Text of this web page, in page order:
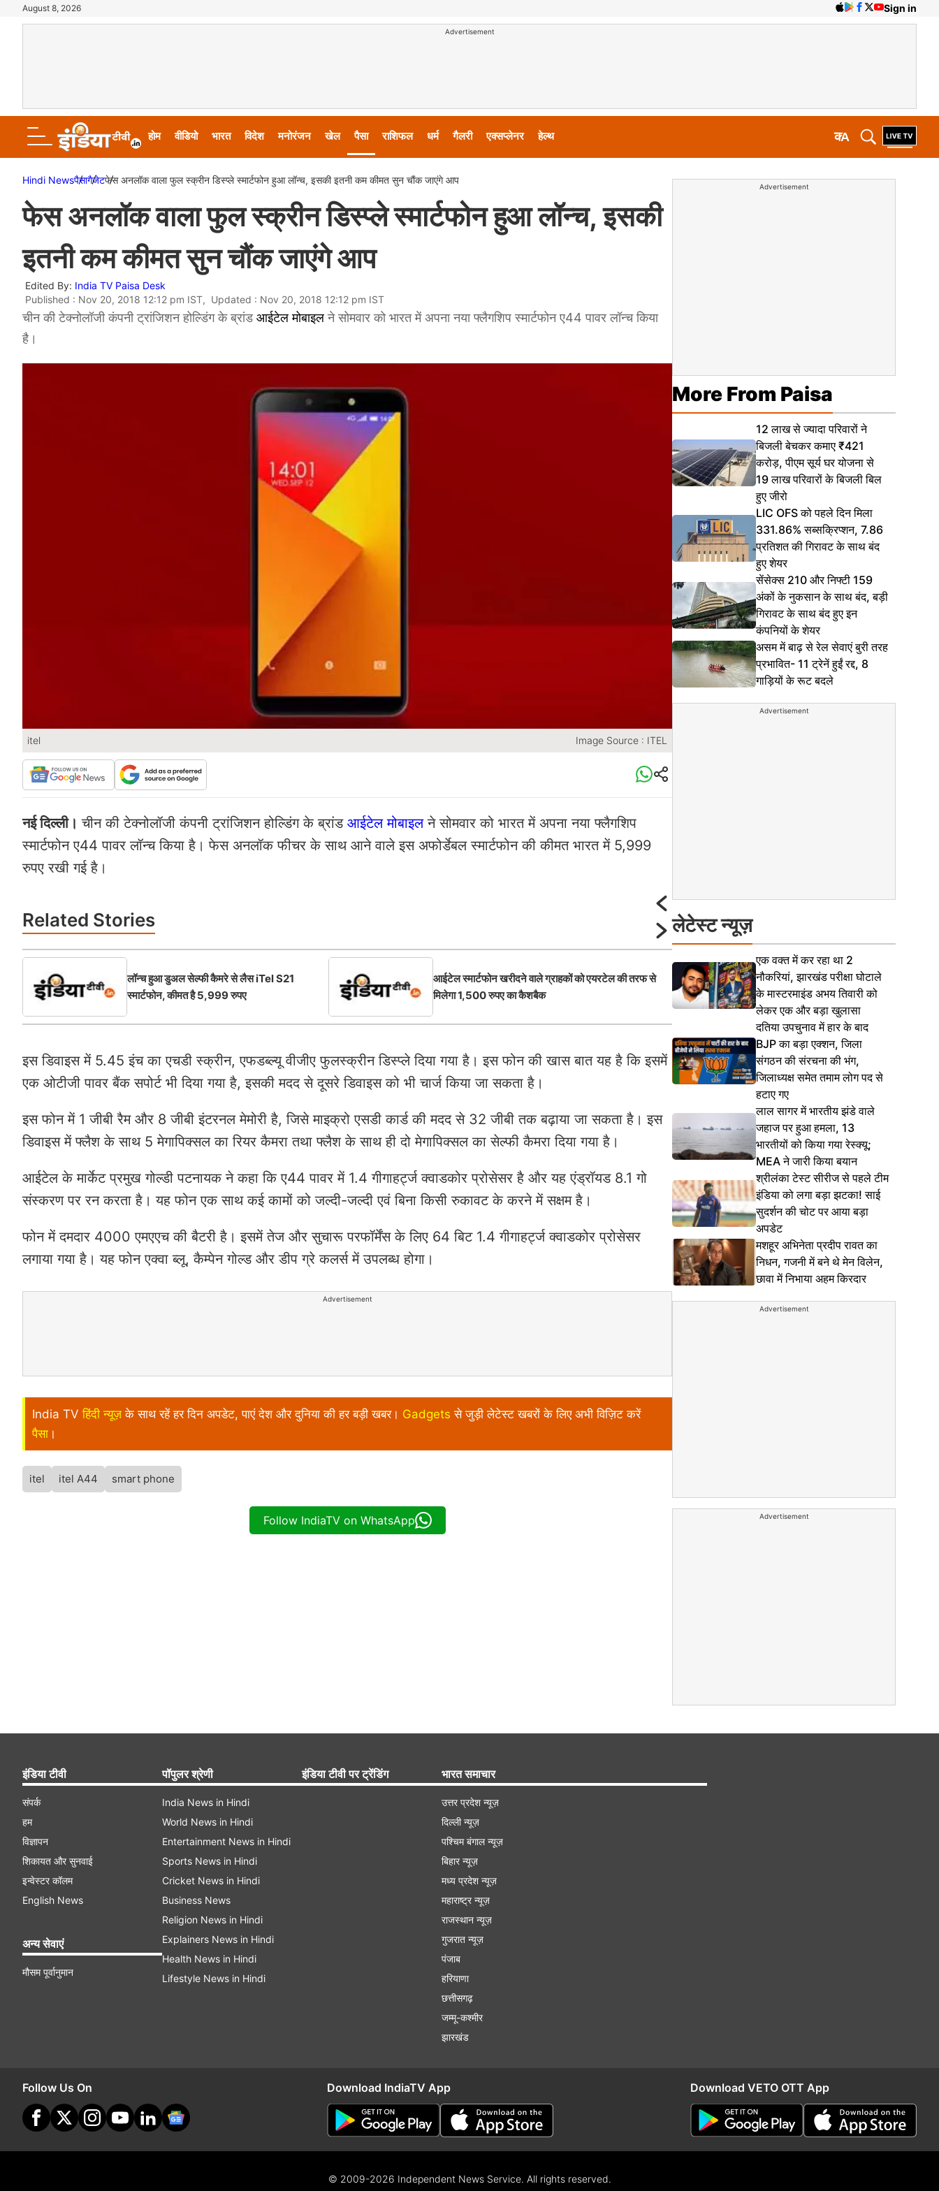
August 8, 2026 Sign in
Advertisement
होम वीडियो भारत विदेश मनोरंजन खेल पैसा राशिफल धर्म गैलरी एक्सप्लेनर हेल्थ A
क
Hindi Newsपैसागैजेटफेस अनलॉक वाला फुल स्‍क्रीन डिस्‍प्‍ले स्‍मार्टफोन हुआ लॉन्‍च, इसकी इतनी कम कीमत सुन चौंक जाएंगे आप
फेस अनलॉक वाला फुल स्‍क्रीन डिस्‍प्‍ले स्‍मार्टफोन हुआ लॉन्‍च, इसकी
इतनी कम कीमत सुन चौंक जाएंगे आप
Edited By: India TV Paisa Desk
Published : Nov 20, 2018 12:12 pm IST, Updated : Nov 20, 2018 12:12 pm IST
चीन की टेक्नोलॉजी कंपनी ट्रांजिशन होल्डिंग के ब्रांडआईटेल मोबाइलने सोमवार को भारत में अपना नया फ्लैगशिप स्मार्टफोन ए44 पावर लॉन्च किया
है।
itel Image Source : ITEL
नई दिल्‍ली। चीन की टेक्‍नोलॉजी कंपनी ट्रांजिशन होल्डिंग के ब्रांड आईटेल मोबाइलने सोमवार को भारत में अपना नया फ्लैगशि‍प
स्‍मार्टफोन ए44 पावर लॉन्‍च किया है। फेस अनलॉक फीचर के साथ आने वाले इस अफोर्डेबल स्‍मार्टफोन की कीमत भारत में 5,999
रुपए रखी गई है।
Related Stories
लॉन्‍च हुआ डुअल सेल्‍फी कैमरे से लैस iTel S21
स्‍मार्टफोन, कीमत है 5,999 रुपए
आईटेल स्मार्टफोन खरीदने वाले ग्राहकों को एयरटेल की तरफ से
मिलेगा 1,500 रुपए का कैशबैक
इस डिवाइस में 5.45 इंच का एचडी स्‍क्रीन, एफडब्‍ल्‍यू वीजीए फुलस्‍क्रीन डिस्‍प्‍ले दिया गया है। इस फोन की खास बात यह है कि इसमें
एक ओटीजी पावर बैंक सपोर्ट भी दिया गया है, इसकी मदद से दूसरे डिवाइस को भी चार्ज किया जा सकता है।
इस फोन में 1 जीबी रैम और 8 जीबी इंटरनल मेमोरी है, जिसे माइक्रो एसडी कार्ड की मदद से 32 जीबी तक बढ़ाया जा सकता है। इस
डिवाइस में फ्लैश के साथ 5 मेगापिक्‍सल का रियर कैमरा तथा फ्लैश के साथ ही दो मेगापिक्‍सल का सेल्‍फी कैमरा दिया गया है।
आईटेल के मार्केट प्रमुख गोल्‍डी पटनायक ने कहा कि ए44 पावर में 1.4 गीगाहर्ट्ज क्‍वाडकोर प्रोसेसर है और यह एंड्रॉयड 8.1 गो
संस्‍करण पर रन करता है। यह फोन एक साथ कई कामों को जल्‍दी-जल्‍दी एवं बिना किसी रुकावट के करने में सक्षम है।
फोन में दमदार 4000 एमएएच की बैटरी है। इसमें तेज और सुचारू परफॉर्मेंस के लिए 64 बिट 1.4 गीगाहर्ट्ज क्‍वाडकोर प्रोसेसर
लगाया गया है। यह फोन एक्‍वा ब्‍लू, कैम्‍पेन गोल्‍ड और डीप ग्रे कलर्स में उपलब्‍ध होगा।
Advertisement
India TV हिंदी न्यूज़ के साथ रहें हर दिन अपडेट, पाएं देश और दुनिया की हर बड़ी खबर। Gadgets से जुड़ी लेटेस्ट खबरों के लिए अभी विज़िट करें
पैसा ।
itel itel A44 smart phone
Follow IndiaTV on WhatsApp
Advertisement
More From Paisa
12 लाख से ज्यादा परिवारों ने
बिजली बेचकर कमाए ₹421
करोड़, पीएम सूर्य घर योजना से
19 लाख परिवारों के बिजली बिल
हुए जीरो
LIC OFS को पहले दिन मिला
331.86% सब्सक्रिप्शन, 7.86
प्रतिशत की गिरावट के साथ बंद
हुए शेयर
सेंसेक्स 210 और निफ्टी 159
अंकों के नुकसान के साथ बंद, बड़ी
गिरावट के साथ बंद हुए इन
कंपनियों के शेयर
असम में बाढ़ से रेल सेवाएं बुरी तरह
प्रभावित- 11 ट्रेनें हुईं रद्द, 8
गाड़ियों के रूट बदले
Advertisement
लेटेस्ट न्यूज़
एक वक्त में कर रहा था 2
नौकरियां, झारखंड परीक्षा घोटाले
के मास्टरमाइंड अभय तिवारी को
लेकर एक और बड़ा खुलासा
दतिया उपचुनाव में हार के बाद
BJP का बड़ा एक्शन, जिला
संगठन की संरचना की भंग,
जिलाध्यक्ष समेत तमाम लोग पद से
हटाए गए
लाल सागर में भारतीय झंडे वाले
जहाज पर हुआ हमला, 13
भारतीयों को किया गया रेस्क्यू;
MEA ने जारी किया बयान
श्रीलंका टेस्ट सीरीज से पहले टीम
इंडिया को लगा बड़ा झटका! साई
सुदर्शन की चोट पर आया बड़ा
अपडेट
मशहूर अभिनेता प्रदीप रावत का
निधन, गजनी में बने थे मेन विलेन,
छावा में निभाया अहम किरदार
Advertisement
Advertisement
इंडिया टीवी
संपर्क
हम
विज्ञापन
शिकायत और सुनवाई
इन्वेस्टर कॉलम
English News
अन्य सेवाएं
मौसम पूर्वानुमान
पॉपुलर श्रेणी
India News in Hindi
World News in Hindi
Entertainment News in Hindi
Sports News in Hindi
Cricket News in Hindi
Business News
Religion News in Hindi
Explainers News in Hindi
Health News in Hindi
Lifestyle News in Hindi
इंडिया टीवी पर ट्रेंडिंग भारत समाचार
उत्तर प्रदेश न्यूज़
दिल्ली न्यूज़
पश्चिम बंगाल न्यूज़
बिहार न्यूज़
मध्य प्रदेश न्यूज़
महाराष्ट्र न्यूज़
राजस्थान न्यूज़
गुजरात न्यूज़
पंजाब
हरियाणा
छत्तीसगढ़
जम्मू-कश्मीर
झारखंड
Follow Us On Download IndiaTV App Download VETO OTT App
© 2009-2026 Independent News Service. All rights reserved.